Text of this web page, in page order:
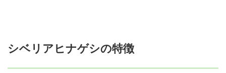
シベリアヒナゲシの特徴